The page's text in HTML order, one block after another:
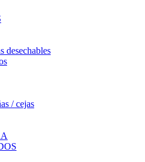
desechables
/ cejas